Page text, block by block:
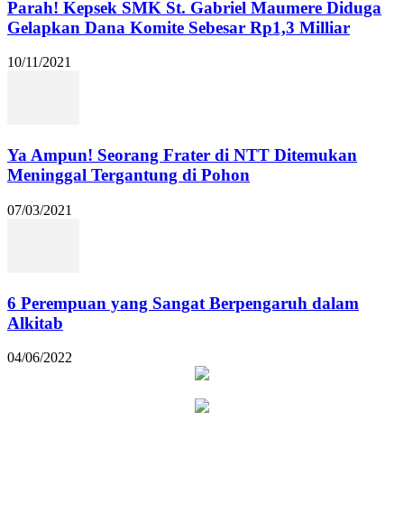
Parah! Kepsek SMK St. Gabriel Maumere Diduga
Gelapkan Dana Komite Sebesar Rp1,3 Milliar
10/11/2021
Ya Ampun! Seorang Frater di NTT Ditemukan
Meninggal Tergantung di Pohon
07/03/2021
6 Perempuan yang Sangat Berpengaruh dalam
Alkitab
04/06/2022